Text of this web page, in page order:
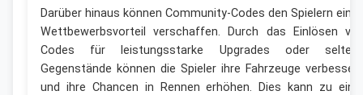
Darüber hinaus können Community-Codes den Spielern
Wettbewerbsvorteil verschaffen. Durch das Einlösen
Codes für leistungsstarke Upgrades oder
Gegenstände können die Spieler ihre Fahrzeuge
und ihre Chancen in Rennen erhöhen. Dies kann zu